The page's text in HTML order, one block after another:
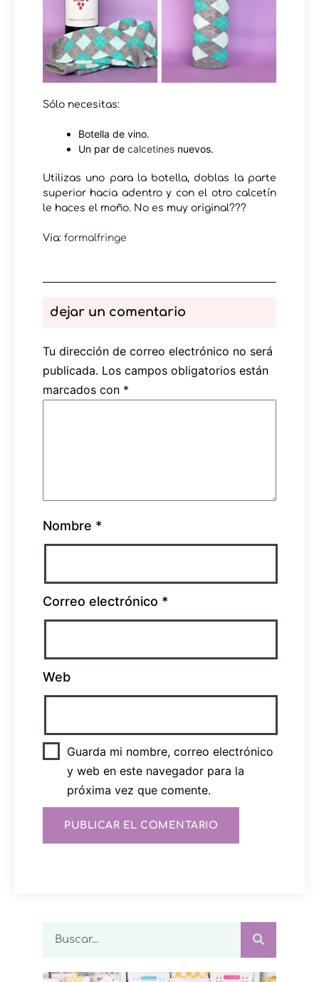
Sólo necesitas:
Botella de vino.
Un par de calcetines nuevos.
Utilizas uno para la botella, doblas la parte
superior hacia adentro y con el otro calcetín
le haces el moño. No es muy original???
Via: formalfringe
dejar un comentario
Tu dirección de correo electrónico no será
publicada. Los campos obligatorios están
marcados con *
Nombre *
Correo electrónico *
Web
Guarda mi nombre, correo electrónico
y web en este navegador para la
próxima vez que comente.